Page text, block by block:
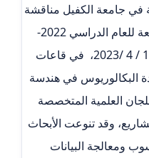
في جامعة الكفيل مناقشة
مشاريع تخرّج طلبة المرحلة الرابعة للعام الدراسي 2022-
في قاعات
البكالوريوس في هندسة
العلمية المتخصصة
وقد تنوعت الأبحاث
ومعالجة البيانات